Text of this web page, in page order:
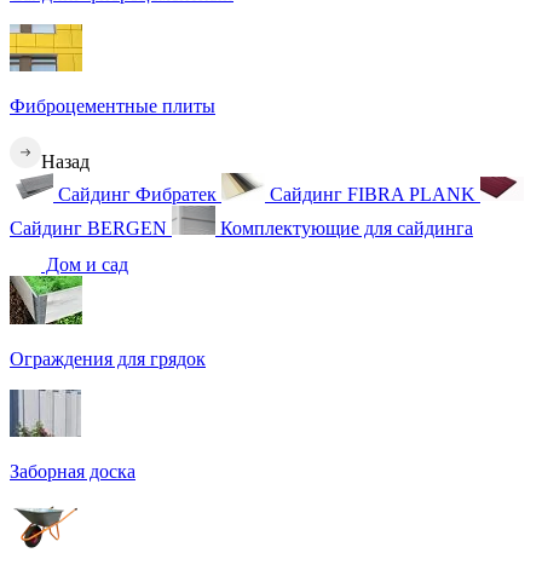
Фиброцементные плиты
Назад
Сайдинг Фибратек
Сайдинг FIBRA PLANK
Сайдинг BERGEN
Комплектующие для сайдинга
Дом и сад
Ограждения для грядок
Заборная доска